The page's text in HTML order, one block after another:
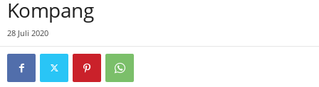
Kompang
28 Juli 2020